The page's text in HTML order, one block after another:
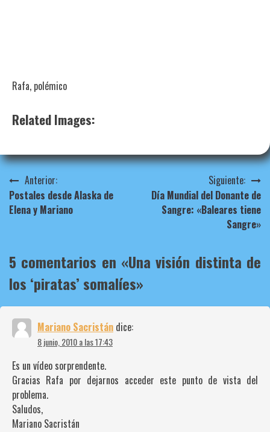
Rafa, polémico
Related Images:
Navegación
de
Anterior:
Postales desde Alaska de
Elena y Mariano
Siguiente:
Día Mundial del Donante de
Sangre: «Baleares tiene
Sangre»
5 comentarios en «Una visión distinta de
los ‘piratas’ somalíes»
Mariano Sacristán dice:
8 junio, 2010 a las 17:43
Es un vídeo sorprendente.
Gracias Rafa por dejarnos acceder este punto de vista del
problema.
Saludos,
Mariano Sacristán